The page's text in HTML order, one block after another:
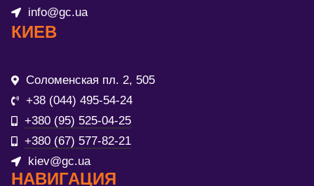
info@gc.ua
КИЕВ
Соломенская пл. 2, 505
+38 (044) 495-54-24
+380 (95) 525-04-25
+380 (67) 577-82-21
kiev@gc.ua
НАВИГАЦИЯ